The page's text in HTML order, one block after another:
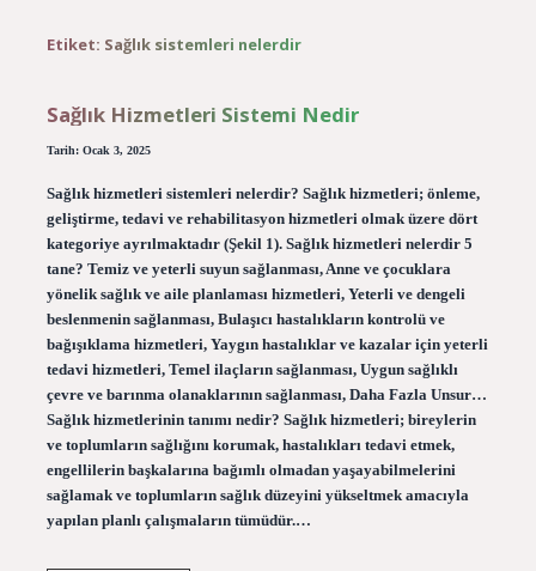
Etiket: Sağlık sistemleri nelerdir
Sağlık Hizmetleri Sistemi Nedir
Tarih: Ocak 3, 2025
Sağlık hizmetleri sistemleri nelerdir? Sağlık hizmetleri; önleme,
geliştirme, tedavi ve rehabilitasyon hizmetleri olmak üzere dört
kategoriye ayrılmaktadır (Şekil 1). Sağlık hizmetleri nelerdir 5
tane? Temiz ve yeterli suyun sağlanması, Anne ve çocuklara
yönelik sağlık ve aile planlaması hizmetleri, Yeterli ve dengeli
beslenmenin sağlanması, Bulaşıcı hastalıkların kontrolü ve
bağışıklama hizmetleri, Yaygın hastalıklar ve kazalar için yeterli
tedavi hizmetleri, Temel ilaçların sağlanması, Uygun sağlıklı
çevre ve barınma olanaklarının sağlanması, Daha Fazla Unsur…
Sağlık hizmetlerinin tanımı nedir? Sağlık hizmetleri; bireylerin
ve toplumların sağlığını korumak, hastalıkları tedavi etmek,
engellilerin başkalarına bağımlı olmadan yaşayabilmelerini
sağlamak ve toplumların sağlık düzeyini yükseltmek amacıyla
yapılan planlı çalışmaların tümüdür.…